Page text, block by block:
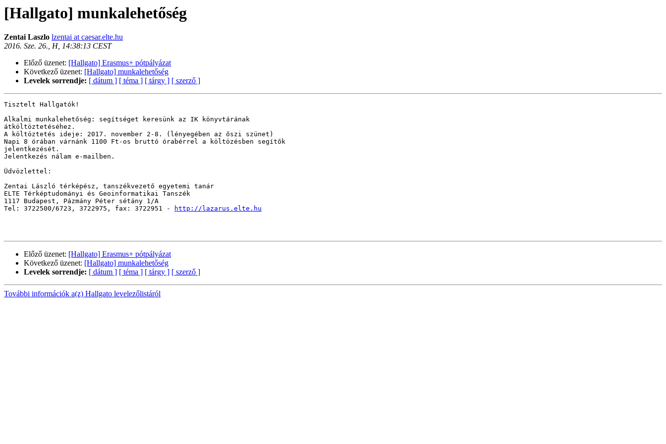
[Hallgato] munkalehetőség
Zentai Laszlo lzentai at caesar.elte.hu
2016. Sze. 26., H, 14:38:13 CEST
Előző üzenet: [Hallgato] Erasmus+ pótpályázat
Következő üzenet: [Hallgato] munkalehetőség
Levelek sorrendje: [ dátum ] [ téma ] [ tárgy ] [ szerző ]
Tisztelt Hallgatók!
Alkalmi munkalehetőség: segítséget keresünk az IK könyvtárának
átköltöztetéséhez.
A költöztetés ideje: 2017. november 2-8. (lényegében az őszi szünet)
Napi 8 órában várnánk 1100 Ft-os bruttó órabérrel a költözésben segítők
jelentkezését.
Jelentkezés nálam e-mailben.
Üdvözlettel:
Zentai László térképész, tanszékvezető egyetemi tanár
ELTE Térképtudományi és Geoinformatikai Tanszék
1117 Budapest, Pázmány Péter sétány 1/A
Tel: 3722500/6723, 3722975, fax: 3722951 -
http://lazarus.elte.hu
Előző üzenet: [Hallgato] Erasmus+ pótpályázat
Következő üzenet: [Hallgato] munkalehetőség
Levelek sorrendje: [ dátum ] [ téma ] [ tárgy ] [ szerző ]
További információk a(z) Hallgato levelezőlistáról